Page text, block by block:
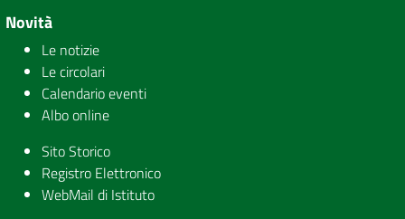
Novità
Le notizie
Le circolari
Calendario eventi
Albo online
Sito Storico
Registro Elettronico
WebMail di Istituto